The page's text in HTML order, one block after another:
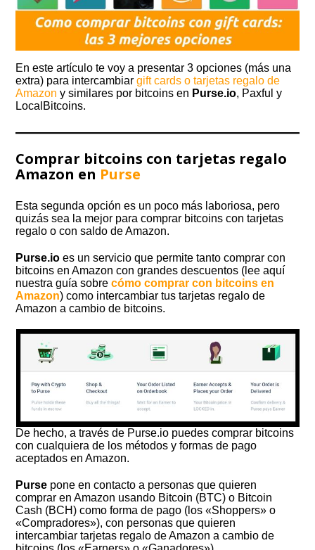
En este artículo te voy a presentar 3 opciones (más una
extra) para intercambiargift cards o tarjetas regalo de
Amazon y similares por bitcoins en Purse.io, Paxful y
LocalBitcoins.
Comprar bitcoins con tarjetas regalo
Amazon en Purse
Esta segunda opción es un poco más laboriosa, pero
quizás sea la mejor para comprar bitcoins con tarjetas
regalo o con saldo de Amazon.
Purse.io es un servicio que permite tanto comprar con
bitcoins en Amazon con grandes descuentos (lee aquí
nuestra guía sobrecómo comprar con bitcoins en
Amazon) como intercambiar tus tarjetas regalo de
Amazon a cambio de bitcoins.
De hecho, a través de Purse.io puedes comprar bitcoins
con cualquiera de los métodos y formas de pago
aceptados en Amazon.
Purse pone en contacto a personas que quieren
comprar en Amazon usando Bitcoin (BTC) o Bitcoin
Cash (BCH) como forma de pago (los «Shoppers» o
«Compradores»), con personas que quieren
intercambiar tarjetas regalo de Amazon a cambio de